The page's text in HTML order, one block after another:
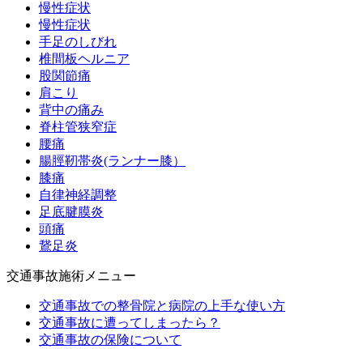
慢性症状
慢性症状
手足のしびれ
椎間板ヘルニア
股関節痛
肩こり
背中の痛み
脊柱管狭窄症
腰痛
腸脛靭帯炎(ランナー膝）
膝痛
自律神経調整
足底腱膜炎
頭痛
鵞足炎
交通事故施術メニュー
交通事故での整骨院と病院の上手な使い方
交通事故に遭ってしまったら？
交通事故の保険について